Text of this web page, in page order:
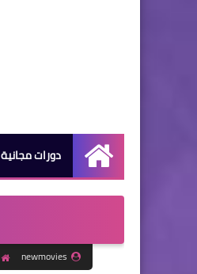
الرئيسية
دورات مجانية
newmovies